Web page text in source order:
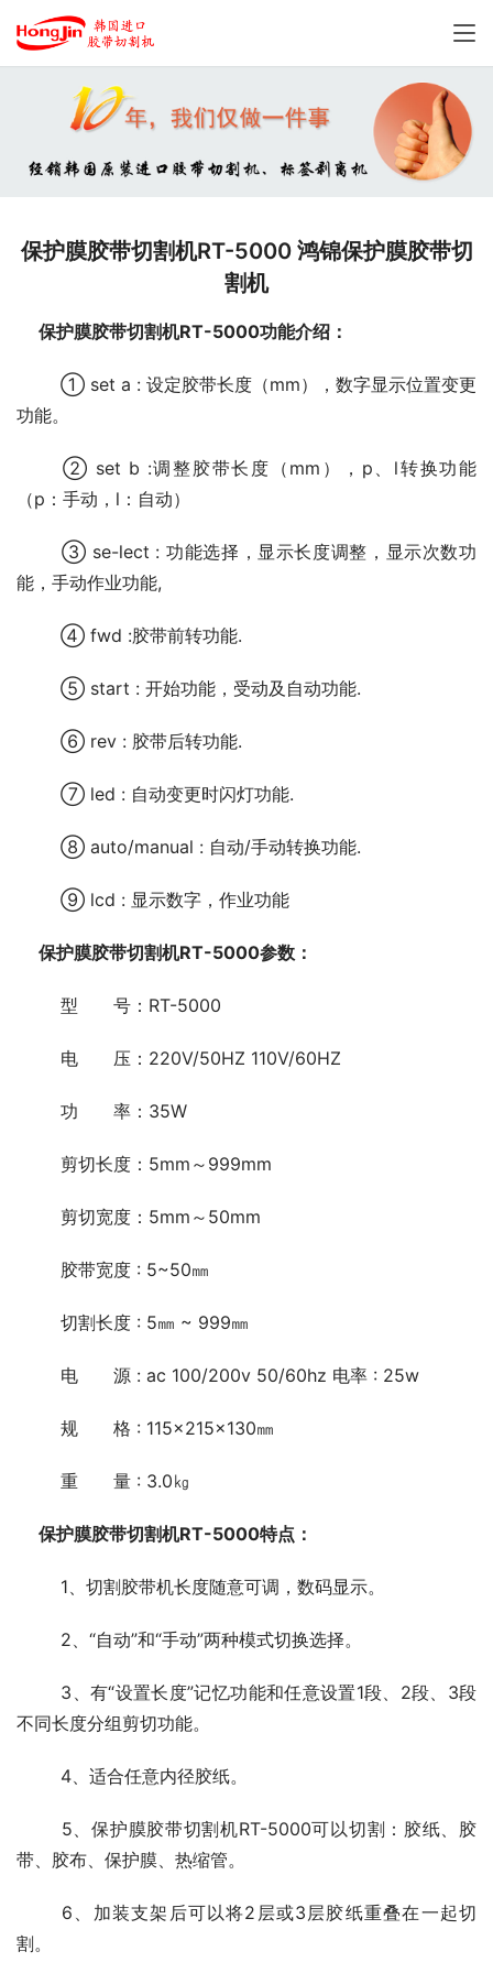
保护膜胶带切割机RT-5000 鸿锦保护膜胶带切
割机
保护膜胶带切割机RT-5000功能介绍：
功能。
（p：手动，l：自动）
能，手动作业功能,
	④ fwd :胶带前转功能.
	⑤ start : 开始功能，受动及自动功能.
	⑥ rev : 胶带后转功能.
	⑦ led : 自动变更时闪灯功能.
	⑧ auto/manual : 自动/手动转换功能.
	⑨ lcd : 显示数字，作业功能
保护膜胶带切割机RT-5000参数：
	型　　号：RT-5000
	电　　压：220V/50HZ 110V/60HZ
	功　　率：35W
	剪切长度：5mm～999mm
	剪切宽度：5mm～50mm
	胶带宽度 : 5~50㎜
	切割长度 : 5㎜ ~ 999㎜
	电　　源 : ac 100/200v 50/60hz 电率 : 25w
	规　　格 : 115×215×130㎜
	重　　量 : 3.0㎏
保护膜胶带切割机RT-5000特点：
	1、切割胶带机长度随意可调，数码显示。
	2、“自动”和“手动”两种模式切换选择。
不同长度分组剪切功能。
	4、适合任意内径胶纸。
带、胶布、保护膜、热缩管。
割。